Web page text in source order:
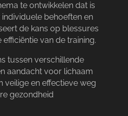
te ontwikkelen dat is
behoeften en
de kans op blessures
van de training.​
tussen verschillende
aandacht voor lichaam
veilige en effectieve weg
gezondheid